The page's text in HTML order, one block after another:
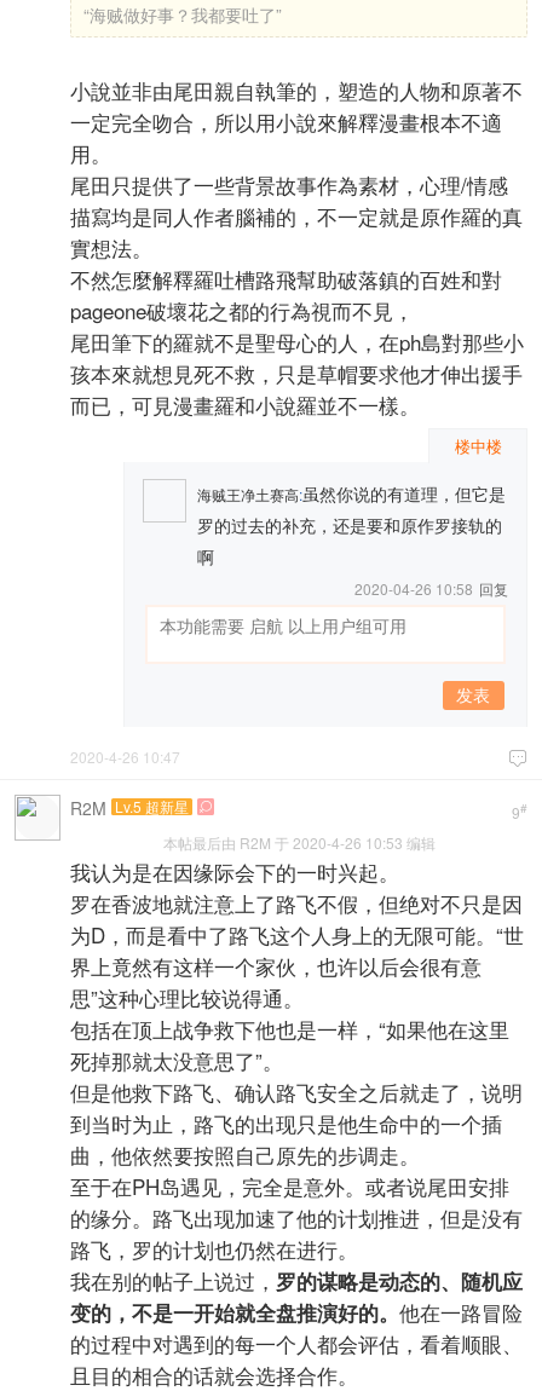
“海贼做好事？我都要吐了”
小說並非由尾田親自執筆的，塑造的人物和原著不
一定完全吻合，所以用小說來解釋漫畫根本不適
用。
尾田只提供了一些背景故事作為素材，心理/情感
描寫均是同人作者腦補的，不一定就是原作羅的真
實想法。
不然怎麼解釋羅吐槽路飛幫助破落鎮的百姓和對
pageone破壞花之都的行為視而不見，
尾田筆下的羅就不是聖母心的人，在ph島對那些小
孩本來就想見死不救，只是草帽要求他才伸出援手
而已，可見漫畫羅和小說羅並不一樣。
楼中楼
海贼王净土赛高:虽然你说的有道理，但它是
罗的过去的补充，还是要和原作罗接轨的
啊
2020-04-26 10:58 回复
发表

2020-4-26 10:47
9#
R2M Lv.5 超新星 
本帖最后由 R2M 于 2020-4-26 10:53 编辑
我认为是在因缘际会下的一时兴起。
罗在香波地就注意上了路飞不假，但绝对不只是因
为D，而是看中了路飞这个人身上的无限可能。“世
界上竟然有这样一个家伙，也许以后会很有意
思”这种心理比较说得通。
包括在顶上战争救下他也是一样，“如果他在这里
死掉那就太没意思了”。
但是他救下路飞、确认路飞安全之后就走了，说明
到当时为止，路飞的出现只是他生命中的一个插
曲，他依然要按照自己原先的步调走。
至于在PH岛遇见，完全是意外。或者说尾田安排
的缘分。路飞出现加速了他的计划推进，但是没有
路飞，罗的计划也仍然在进行。
我在别的帖子上说过， 罗的谋略是动态的、随机应
变的，不是一开始就全盘推演好的。 他在一路冒险
的过程中对遇到的每一个人都会评估，看着顺眼、
且目的相合的话就会选择合作。